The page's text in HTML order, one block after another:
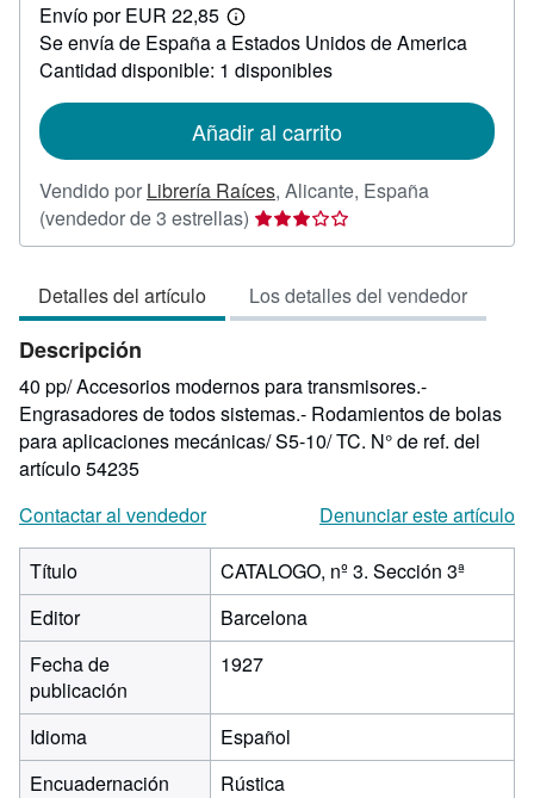
30,00
Envío por EUR 22,85
Más
información
sobre
las
envío
Se envía de España a Estados Unidos de America
Cantidad disponible: 1 disponibles
Añadir al carrito
Vendido por Librería Raíces, Alicante, España
(vendedor de 3 estrellas) Calificación
del
3
de
estrellas
Detalles del artículo Los detalles del vendedor
Descripción
40 pp/ Accesorios modernos para transmisores.-
Engrasadores de todos sistemas.- Rodamientos de bolas
para aplicaciones mecánicas/ S5-10/ TC. N° de ref. del
artículo 54235
Contactar al vendedor
Denunciar este artículo
Título
CATALOGO, nº 3. Sección 3ª
Editor
Barcelona
Fecha de
publicación
1927
Idioma
Español
Encuadernación
Rústica